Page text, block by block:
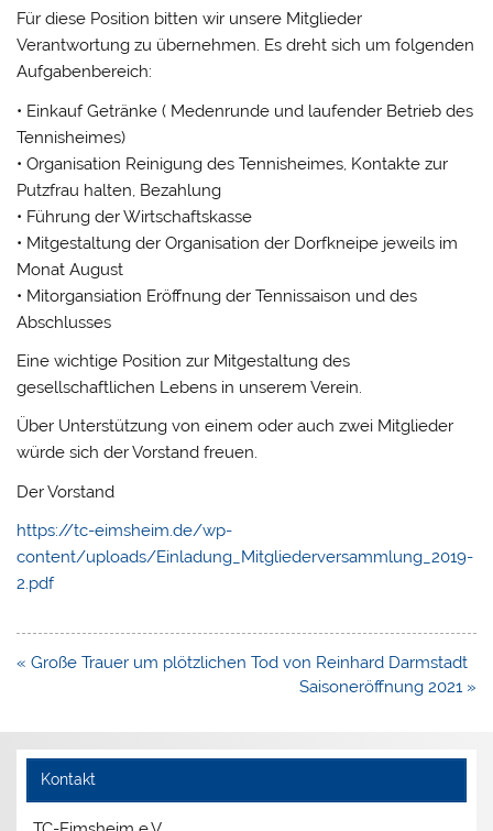
Für diese Position bitten wir unsere Mitglieder
Verantwortung zu übernehmen. Es dreht sich um folgenden
Aufgabenbereich:
• Einkauf Getränke ( Medenrunde und laufender Betrieb des
Tennisheimes)
• Organisation Reinigung des Tennisheimes, Kontakte zur
Putzfrau halten, Bezahlung
• Führung der Wirtschaftskasse
• Mitgestaltung der Organisation der Dorfkneipe jeweils im
Monat August
• Mitorgansiation Eröffnung der Tennissaison und des
Abschlusses
Eine wichtige Position zur Mitgestaltung des
gesellschaftlichen Lebens in unserem Verein.
Über Unterstützung von einem oder auch zwei Mitglieder
würde sich der Vorstand freuen.
Der Vorstand
https://tc-eimsheim.de/wp-
content/uploads/Einladung_Mitgliederversammlung_2019-
2.pdf
Beitragsnavigation
« Große Trauer um plötzlichen Tod von Reinhard Darmstadt
Saisoneröffnung 2021 »
Kontakt